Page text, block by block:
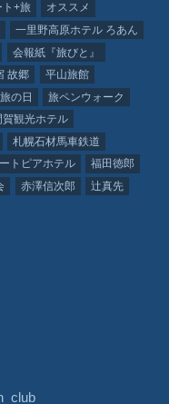
ト+旅
オススメ
一里野高原ホテル ろあん
会報紙『旅びと』
故郷
平山旅館
旅の日
旅ペンウォーク
賀観光ホテル
札幌石材馬車鉄道
トピアホテル
福田徳郎
赤澤信次郎
辻真先